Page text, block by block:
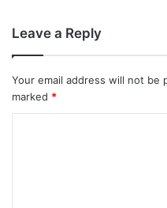
Leave a Reply
Your email address will not be
marked *